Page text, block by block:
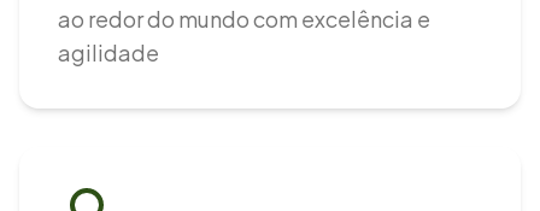
ao redor do mundo com excelência e
agilidade